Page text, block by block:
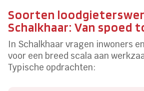
Soorten
Schalkhaar: Van spoed
In Schalkhaar vragen inwoners
voor een breed scala aan
Typische opdrachten: